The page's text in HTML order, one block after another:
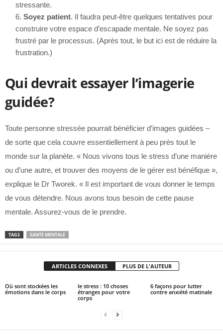
stressante.
Soyez patient. Il faudra peut-être quelques tentatives pour
construire votre espace d’escapade mentale. Ne soyez pas
frustré par le processus. (Après tout, le but ici est de réduire la
frustration.)
Qui devrait essayer l’imagerie
guidée?
Toute personne stressée pourrait bénéficier d’images guidées –
de sorte que cela couvre essentiellement à peu près tout le
monde sur la planète. « Nous vivons tous le stress d’une manière
ou d’une autre, et trouver des moyens de le gérer est bénéfique »,
explique le Dr Tworek. « Il est important de vous donner le temps
de vous détendre. Nous avons tous besoin de cette pause
mentale. Assurez-vous de le prendre.
TAGS SANTÉ MENTALE
ARTICLES CONNEXES PLUS DE L'AUTEUR
Où sont stockées les
émotions dans le corps
le stress : 10 choses
étranges pour votre
corps
6 façons pour lutter
contre anxiété matinale